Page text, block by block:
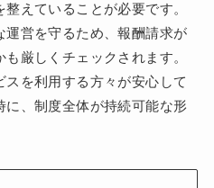
えていることが必要です。
運営を守るため、報酬請求が
厳しくチェックされます。
を利用する方々が安心して
、制度全体が持続可能な形